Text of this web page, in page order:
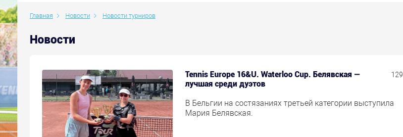
Главная Новости Новости турниров
Новости
129
Tennis Europe 16&U. Waterloo Cup. Белявская —
лучшая среди дуэтов
В Бельгии на состязаниях третьей категории выступила
Мария Белявская.